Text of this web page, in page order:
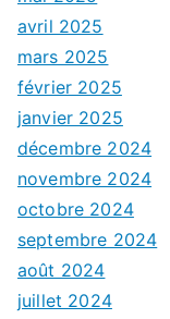
avril 2025
mars 2025
février 2025
janvier 2025
décembre 2024
novembre 2024
octobre 2024
septembre 2024
août 2024
juillet 2024